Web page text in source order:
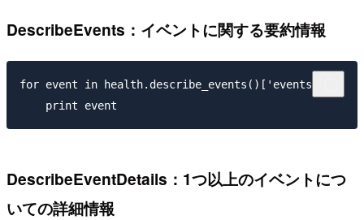
DescribeEvents：イベントに関する要約情報
for event in health.describe_events()['events']:
DescribeEventDetails：1つ以上のイベントにつ
いての詳細情報